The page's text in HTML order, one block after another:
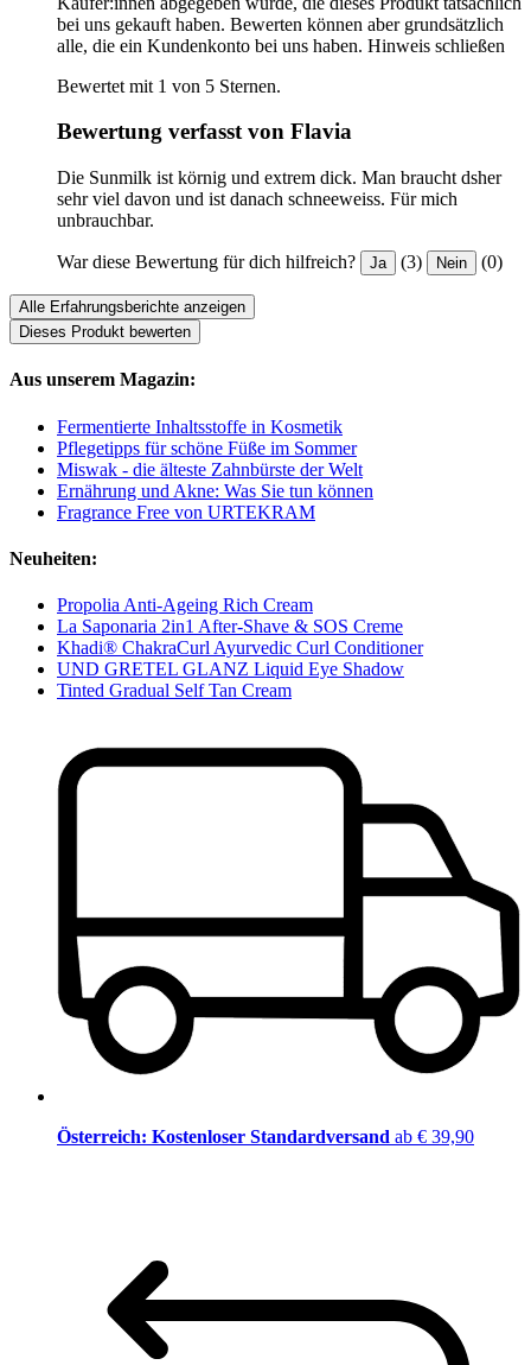
bei uns gekauft haben. Bewerten können aber grundsätzlich
alle, die ein Kundenkonto bei uns haben. Hinweis schließen
Bewertet mit 1 von 5 Sternen.
Bewertung verfasst von Flavia
Die Sunmilk ist körnig und extrem dick. Man braucht dsher
sehr viel davon und ist danach schneeweiss. Für mich
unbrauchbar.
War diese Bewertung für dich hilfreich? Ja (3) Nein (0)
Alle Erfahrungsberichte anzeigen
Dieses Produkt bewerten
Aus unserem Magazin:
Fermentierte Inhaltsstoffe in Kosmetik
Pflegetipps für schöne Füße im Sommer
Miswak - die älteste Zahnbürste der Welt
Ernährung und Akne: Was Sie tun können
Fragrance Free von URTEKRAM
Neuheiten:
Propolia Anti-Ageing Rich Cream
La Saponaria 2in1 After-Shave & SOS Creme
Khadi® ChakraCurl Ayurvedic Curl Conditioner
UND GRETEL GLANZ Liquid Eye Shadow
Tinted Gradual Self Tan Cream
Österreich: Kostenloser Standardversand ab € 39,90